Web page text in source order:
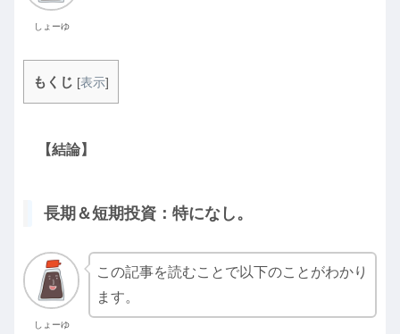
しょーゆ
もくじ [表示]
【結論】
長期＆短期投資：特になし。
しょーゆ
この記事を読むことで以下のことがわかり
ます。